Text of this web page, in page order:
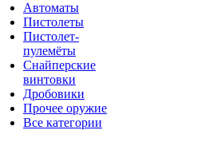
Автоматы
Пистолеты
Пистолет-
пулемёты
Снайперские
винтовки
Дробовики
Прочее оружие
Все категории